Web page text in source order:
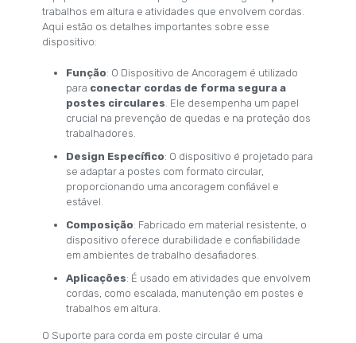
trabalhos em altura e atividades que envolvem cordas.
Aqui estão os detalhes importantes sobre esse
dispositivo:
Função: O Dispositivo de Ancoragem é utilizado
para conectar cordas de forma segura a
postes circulares . Ele desempenha um papel
crucial na prevenção de quedas e na proteção dos
trabalhadores.
Design Específico: O dispositivo é projetado para
se adaptar a postes com formato circular,
proporcionando uma ancoragem confiável e
estável.
Composição: Fabricado em material resistente, o
dispositivo oferece durabilidade e confiabilidade
em ambientes de trabalho desafiadores.
Aplicações: É usado em atividades que envolvem
cordas, como escalada, manutenção em postes e
trabalhos em altura.
O Suporte para corda em poste circular é uma